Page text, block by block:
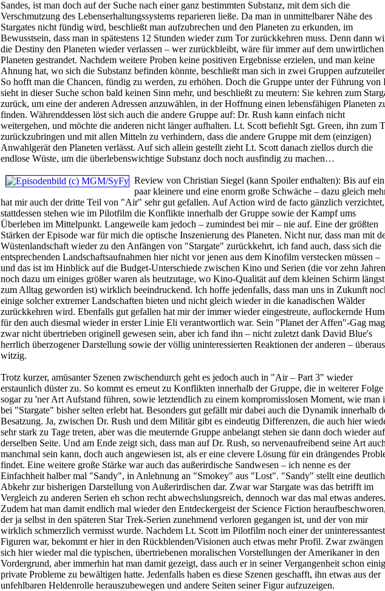
Sandes, ist man doch auf der Suche nach einer ganz bestimmten Substanz, mit dem sich die
Verschmutzung des Lebenserhaltungssystems reparieren ließe. Da man in unmittelbarer Nähe des
Stargates nicht fündig wird, beschließt man aufzubrechen und den Planeten zu erkunden, im
Bewusstsein, dass man in spätestens 12 Stunden wieder zum Tor zurückkehren muss. Denn dann
die Destiny den Planeten wieder verlassen – wer zurückbleibt, wäre für immer auf dem unwirtlichen
Planeten gestrandet. Nachdem weitere Proben keine positiven Ergebnisse erzielen, und man keine
Ahnung hat, wo sich die Substanz befinden könnte, beschließt man sich in zwei Gruppen
So hofft man die Chancen, fündig zu werden, zu erhöhen. Doch die Gruppe unter der Führung von
sieht in dieser Suche schon bald keinen Sinn mehr, und beschließt zu meutern: Sie kehren zum
zurück, um eine der anderen Adressen anzuwählen, in der Hoffnung einen lebensfähigen Planeten
finden. Währenddessen löst sich auch die andere Gruppe auf: Dr. Rush kann einfach nicht
weitergehen, und möchte die anderen nicht länger aufhalten. Lt. Scott befiehlt Sgt. Green, ihn zum
zurückzubringen und mit allen Mitteln zu verhindern, dass die andere Gruppe mit dem (einzigen)
Anwahlgerät den Planeten verlässt. Auf sich allein gestellt zieht Lt. Scott danach ziellos durch die
endlose Wüste, um die überlebenswichtige Substanz doch noch ausfindig zu machen…
Review von Christian Siegel (kann Spoiler enthalten): Bis auf ein
paar kleinere und eine enorm große Schwäche – dazu gleich
hat mir auch der dritte Teil von "Air" sehr gut gefallen. Auf Action wird de facto gänzlich verzichtet,
stattdessen stehen wie im Pilotfilm die Konflikte innerhalb der Gruppe sowie der Kampf ums
Überleben im Mittelpunkt. Langeweile kam jedoch – zumindest bei mir – nie auf. Eine der größten
Stärken der Episode war für mich die optische Inszenierung des Planeten. Nicht nur, dass man mit
Wüstenlandschaft wieder zu den Anfängen von "Stargate" zurückkehrt, ich fand auch, dass sich die
entsprechenden Landschaftsaufnahmen hier nicht vor jenen aus dem Kinofilm verstecken müssen –
und das ist im Hinblick auf die Budget-Unterschiede zwischen Kino und Serien (die vor zehn Jahren
noch dazu um einiges größer waren als heutzutage, wo Kino-Qualität auf dem kleinen Schirm längst
zum Alltag geworden ist) wirklich beeindruckend. Ich hoffe jedenfalls, dass man uns in Zukunft
einige solcher extremer Landschaften bieten und nicht gleich wieder in die kanadischen Wälder
zurückkehren wird. Ebenfalls gut gefallen hat mir der immer wieder eingestreute, auflockernde
für den auch diesmal wieder in erster Linie Eli verantwortlich war. Sein "Planet der Affen"-Gag mag
zwar nicht übertrieben originell gewesen sein, aber ich fand ihn – nicht zuletzt dank David Blue's
herrlich überzogener Darstellung sowie der völlig uninteressierten Reaktionen der anderen – überaus
witzig.
Trotz kurzer, amüsanter Szenen zwischendurch geht es jedoch auch in "Air – Part 3" wieder
erstaunlich düster zu. So kommt es erneut zu Konflikten innerhalb der Gruppe, die in weiterer Folge
sogar zu 'ner Art Aufstand führen, sowie letztendlich zu einem kompromisslosen Moment, wie man
bei "Stargate" bisher selten erlebt hat. Besonders gut gefällt mir dabei auch die Dynamik innerhalb
Besatzung. Ja, zwischen Dr. Rush und dem Militär gibt es eindeutig Differenzen, die auch hier
sehr stark zu Tage treten, aber was die meuternde Gruppe anbelangt stehen sie dann doch wieder auf
derselben Seite. Und am Ende zeigt sich, dass man auf Dr. Rush, so nervenaufreibend seine Art auch
manchmal sein kann, doch auch angewiesen ist, als er eine clevere Lösung für ein drängendes
findet. Eine weitere große Stärke war auch das außerirdische Sandwesen – ich nenne es der
Einfachheit halber mal "Sandy", in Anlehnung an "Smokey" aus "Lost". "Sandy" stellt eine deutlich
Abkehr zur bisherigen Darstellung von Außerirdischen dar. Zwar war Stargate was das betrifft im
Vergleich zu anderen Serien eh schon recht abwechslungsreich, dennoch war das mal etwas anderes.
Zudem hat man damit endlich mal wieder den Entdeckergeist der Science Fiction heraufbeschworen,
der ja selbst in den späteren Star Trek-Serien zunehmend verloren gegangen ist, und der von mir
wirklich schmerzlich vermisst wurde. Nachdem Lt. Scott im Pilotfilm noch einer der
Figuren war, bekommt er hier in den Rückblenden/Visionen auch etwas mehr Profil. Zwar zwängen
sich hier wieder mal die typischen, übertriebenen moralischen Vorstellungen der Amerikaner in den
Vordergrund, aber immerhin hat man damit gezeigt, dass auch er in seiner Vergangenheit schon
private Probleme zu bewältigen hatte. Jedenfalls haben es diese Szenen geschafft, ihn etwas aus der
unfehlbaren Heldenrolle herauszubewegen und andere Seiten seiner Figur aufzuzeigen.